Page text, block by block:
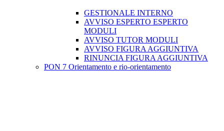
GESTIONALE INTERNO
AVVISO ESPERTO ESPERTO
MODULI
AVVISO TUTOR MODULI
AVVISO FIGURA AGGIUNTIVA
RINUNCIA FIGURA AGGIUNTIVA
PON 7 Orientamento e rio-orientamento